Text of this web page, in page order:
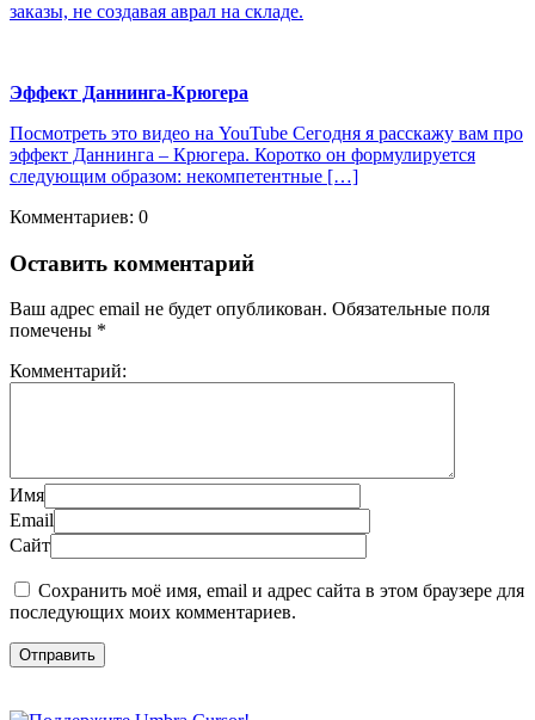
заказы, не создавая аврал на складе.
Эффект Даннинга-Крюгера
Посмотреть это видео на YouTube Сегодня я расскажу вам про
эффект Даннинга – Крюгера. Коротко он формулируется
следующим образом: некомпетентные […]
Комментариев: 0
Оставить комментарий
Ваш адрес email не будет опубликован. Обязательные поля
помечены *
Комментарий:
Имя
Email
Сайт
Сохранить моё имя, email и адрес сайта в этом браузере для
последующих моих комментариев.